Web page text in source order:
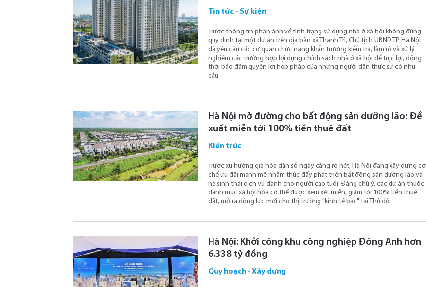
Tin tức - Sự kiện
Trước thông tin phản ánh về tình trạng sử dụng nhà ở xã hội không đúng
quy định tại một dự án trên địa bàn xã Thanh Trì, Chủ tịch UBND TP Hà Nội
đã yêu cầu các cơ quan chức năng khẩn trương kiểm tra, làm rõ và xử lý
nghiêm các trường hợp lợi dụng chính sách nhà ở xã hội để trục lợi, đồng
thời bảo đảm quyền lợi hợp pháp của những người dân thực sự có nhu
cầu.
Hà Nội mở đường cho bất động sản dưỡng lão: Đề
xuất miễn tới 100% tiền thuê đất
Kiến trúc
Trước xu hướng già hóa dân số ngày càng rõ nét, Hà Nội đang xây dựng cơ
chế ưu đãi mạnh mẽ nhằm thúc đẩy phát triển bất động sản dưỡng lão và
hệ sinh thái dịch vụ dành cho người cao tuổi. Đáng chú ý, các dự án thuộc
danh mục xã hội hóa có thể được xem xét miễn, giảm tới 100% tiền thuê
đất, mở ra động lực mới cho thị trường "kinh tế bạc" tại Thủ đô.
Hà Nội: Khởi công khu công nghiệp Đông Anh hơn
6.338 tỷ đồng
Quy hoạch - Xây dựng